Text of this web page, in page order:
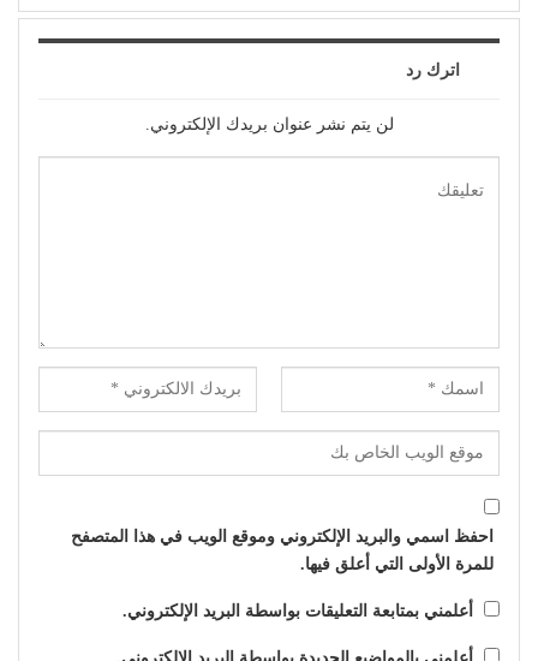
اترك رد
لن يتم نشر عنوان بريدك الإلكتروني.
احفظ اسمي والبريد الإلكتروني وموقع الويب في هذا المتصفح
للمرة الأولى التي أعلق فيها.
أعلمني بمتابعة التعليقات بواسطة البريد الإلكتروني.